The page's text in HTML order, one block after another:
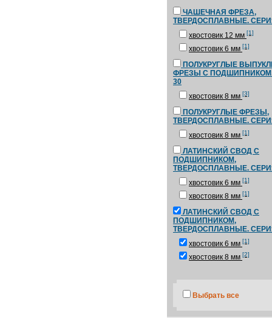
ЧАШЕЧНАЯ ФРЕЗА,
ТВЕРДОСПЛАВНЫЕ.
хвостовик 12 мм [1]
хвостовик 6 мм [1]
ПОЛУКРУГЛЫЕ
ФРЕЗЫ С
30
хвостовик 8 мм [3]
ПОЛУКРУГЛЫЕ ФРЕЗЫ,
ТВЕРДОСПЛАВНЫЕ.
хвостовик 8 мм [1]
ЛАТИНСКИЙ СВОД С
ПОДШИПНИКОМ,
ТВЕРДОСПЛАВНЫЕ.
хвостовик 6 мм [1]
хвостовик 8 мм [1]
ЛАТИНСКИЙ СВОД С
ПОДШИПНИКОМ,
ТВЕРДОСПЛАВНЫЕ.
хвостовик 6 мм [1]
хвостовик 8 мм [2]
Выбрать все